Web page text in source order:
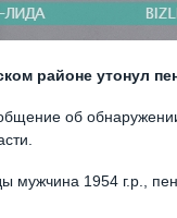
районе утонул
об
мужчина 1954 г.р.,